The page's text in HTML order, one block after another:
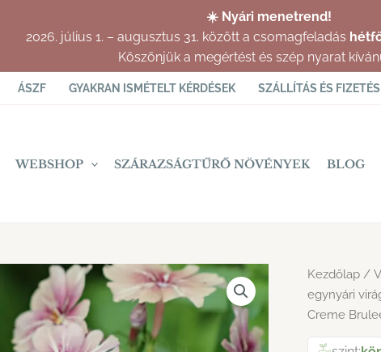
☀️ Nyári menetrend!
2026. július 1. – augusztus 31. között a csomagfeladás
Köszönjük a megértést és szép nyarat
ÁSZF GYAKRAN ISMÉTELT KÉRDÉSEK SZÁLLÍTÁS ÉS FIZETÉS
WEBSHOP SZÁRAZSÁGTŰRŐ NÖVÉNYEK BLOG
Kezdőlap /
egynyári
Creme